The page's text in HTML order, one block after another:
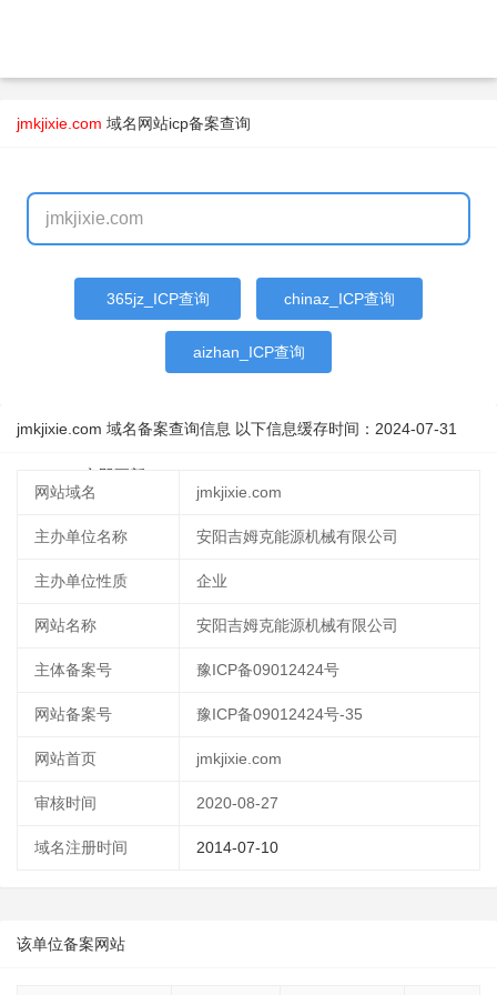
jmkjixie.com 域名网站icp备案查询
365jz_ICP查询 chinaz_ICP查询
aizhan_ICP查询
jmkjixie.com 域名备案查询信息 以下信息缓存时间： 2024-07-31
立即更新
网站域名
jmkjixie.com
主办单位名称 安阳吉姆克能源机械有限公司
主办单位性质 企业
网站名称 安阳吉姆克能源机械有限公司
主体备案号 豫ICP备09012424号
网站备案号 豫ICP备09012424号-35
网站首页 jmkjixie.com
审核时间 2020-08-27
域名注册时间 2014-07-10
该单位备案网站